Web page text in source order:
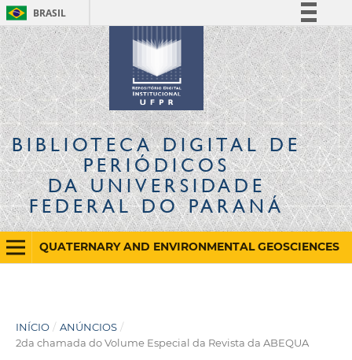
BRASIL
Simplifique!
Comunica BR
Participe
Acesso à informação
Legislação
Canais
BIBLIOTECA DIGITALDE
PERIÓDICOS
DA UNIVERSIDADE
FEDERAL DO PARANÁ
QUATERNARY AND ENVIRONMENTAL GEOSCIENCES
INÍCIO / ANÚNCIOS /
2da chamada do Volume Especial da Revista da ABEQUA